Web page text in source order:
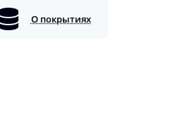
О покрытиях